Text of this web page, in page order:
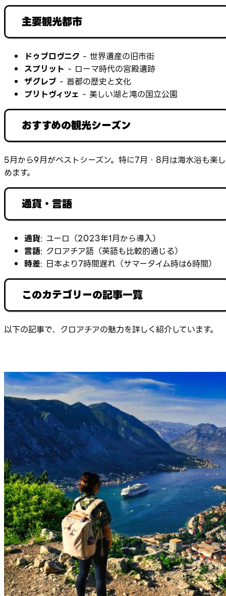
主要観光都市
ドゥブロヴニク - 世界遺産の旧市街
スプリット - ローマ時代の宮殿遺跡
ザグレブ - 首都の歴史と文化
プリトヴィツェ - 美しい湖と滝の国立公園
おすすめの観光シーズン
5月から9月がベストシーズン。特に7月・8月は海水浴も楽し
めます。
通貨・言語
通貨: ユーロ（2023年1月から導入）
言語: クロアチア語（英語も比較的通じる）
時差: 日本より7時間遅れ（サマータイム時は6時間）
このカテゴリーの記事一覧
以下の記事で、クロアチアの魅力を詳しく紹介しています。